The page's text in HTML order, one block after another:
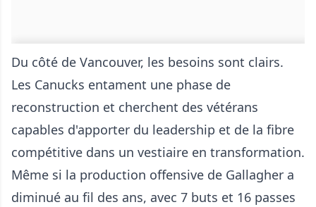
Du côté de Vancouver, les besoins sont clairs.
Les Canucks entament une phase de
reconstruction et cherchent des vétérans
capables d'apporter du leadership et de la fibre
compétitive dans un vestiaire en transformation.
Même si la production offensive de Gallagher a
diminué au fil des ans, avec 7 buts et 16 passes